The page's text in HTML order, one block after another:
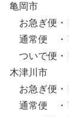
亀岡市
お急ぎ便・
通常便 ・
ついで便・
木津川市
お急ぎ便・
通常便 ・